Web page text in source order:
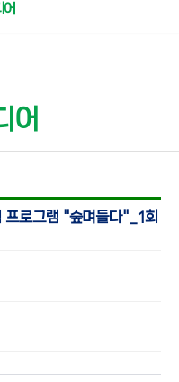
어
로그램 "숲며들다"_1회